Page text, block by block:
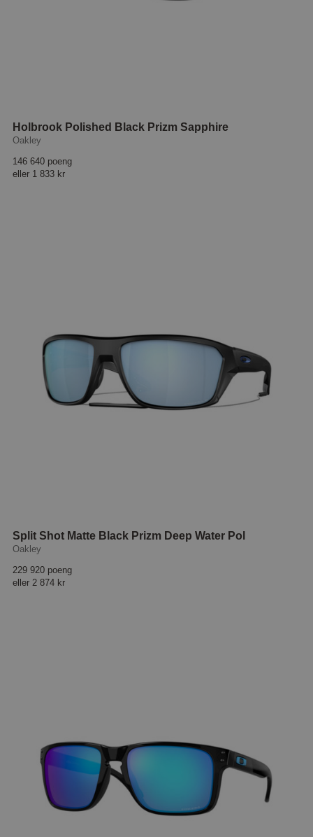
Holbrook Polished Black Prizm Sapphire
Oakley
146 640 poeng
eller 1 833 kr
Split Shot Matte Black Prizm Deep Water Pol
Oakley
229 920 poeng
eller 2 874 kr